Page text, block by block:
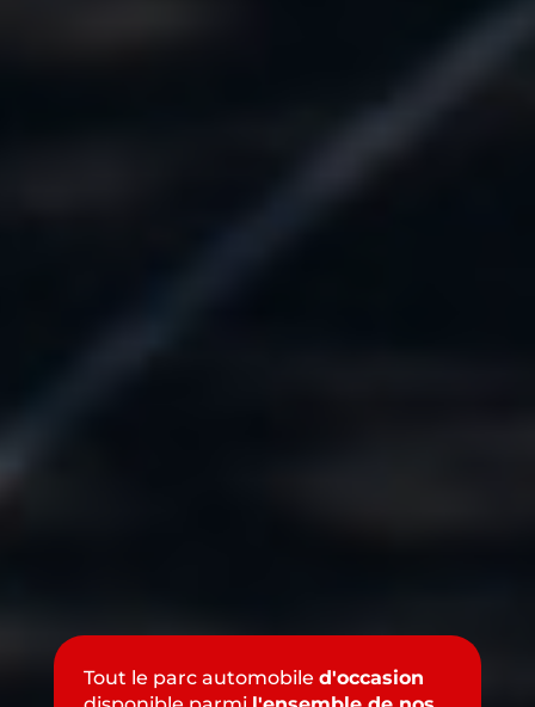
Tout le parc automobile d'occasion